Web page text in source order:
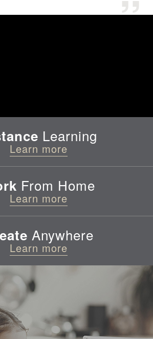
Learning
Learn more
From Home
Learn more
Anywhere
Learn more